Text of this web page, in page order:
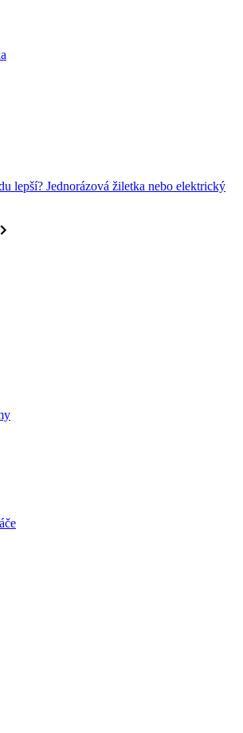
lepší? Jednorázová žiletka nebo elektrický